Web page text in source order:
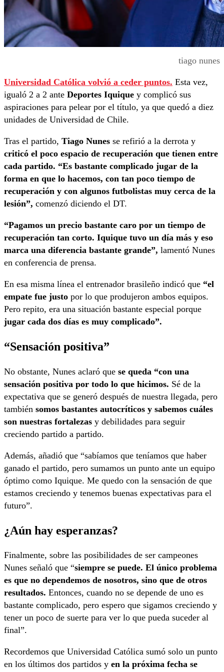
tiago nunes
Universidad Católica volvió a ceder puntos. Esta vez,
igualó 2 a 2 ante Deportes Iquique y complicó sus
aspiraciones para pelear por el título, ya que quedó a diez
unidades de Universidad de Chile.
Tras el partido, Tiago Nunes se refirió a la derrota y
criticó el poco espacio de recuperación que tienen entre
cada partido. “Es bastante complicado jugar de la
forma en que lo hacemos, con tan poco tiempo de
recuperación y con algunos futbolistas muy cerca de la
lesión”, comenzó diciendo el DT.
“Pagamos un precio bastante caro por un tiempo de
recuperación tan corto. Iquique tuvo un día más y eso
marca una diferencia bastante grande”, lamentó Nunes
en conferencia de prensa.
En esa misma línea el entrenador brasileño indicó que “el
empate fue justo por lo que produjeron ambos equipos.
Pero repito, era una situación bastante especial porque
jugar cada dos días es muy complicado”.
“Sensación positiva”
No obstante, Nunes aclaró que se queda “con una
sensación positiva por todo lo que hicimos. Sé de la
expectativa que se generó después de nuestra llegada, pero
también somos bastantes autocríticos y sabemos cuáles
son nuestras fortalezas y debilidades para seguir
creciendo partido a partido.
Además, añadió que “sabíamos que teníamos que haber
ganado el partido, pero sumamos un punto ante un equipo
óptimo como Iquique. Me quedo con la sensación de que
estamos creciendo y tenemos buenas expectativas para el
futuro”.
¿Aún hay esperanzas?
Finalmente, sobre las posibilidades de ser campeones
Nunes señaló que “siempre se puede. El único problema
es que no dependemos de nosotros, sino que de otros
resultados. Entonces, cuando no se depende de uno es
bastante complicado, pero espero que sigamos creciendo y
tener un poco de suerte para ver lo que pueda suceder al
final”.
Recordemos que Universidad Católica sumó solo un punto
en los últimos dos partidos y en la próxima fecha se